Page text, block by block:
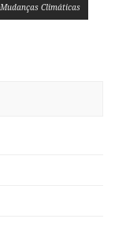
Mudanças Climáticas